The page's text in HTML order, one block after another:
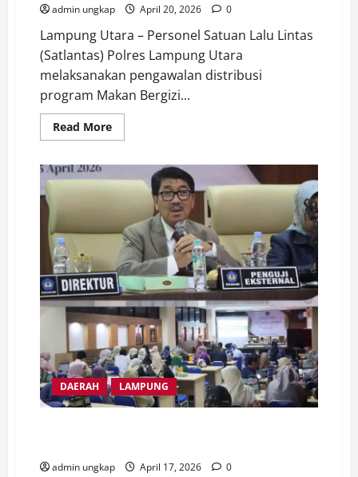
admin ungkap April 20, 2026 0
Lampung Utara – Personel Satuan Lalu Lintas
(Satlantas) Polres Lampung Utara
melaksanakan pengawalan distribusi
program Makan Bergizi...
Read MoreRead
more
Program
MBG,
Polres
Lampung
Kawal
Distribusi
Makanan
Bergizi
Gratis
ke
Sekolah
DAERAH LAMPUNG
admin ungkap April 17, 2026 0